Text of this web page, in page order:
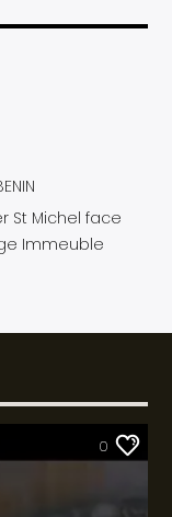
St Michel face
Immeuble
0